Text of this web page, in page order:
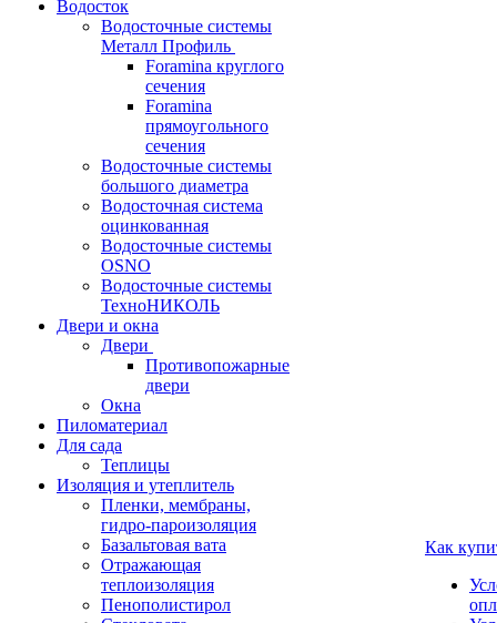
Водосток
Водосточные системы
Металл Профиль
Foramina круглого
сечения
Foramina
прямоугольного
сечения
Водосточные системы
большого диаметра
Водосточная система
оцинкованная
Водосточные системы
OSNO
Водосточные системы
ТехноНИКОЛЬ
Двери и окна
Двери
Противопожарные
двери
Окна
Пиломатериал
Для сада
Теплицы
Изоляция и утеплитель
Пленки, мембраны,
гидро-пароизоляция
Базальтовая вата
Отражающая
теплоизоляция
Пенополистирол
Как